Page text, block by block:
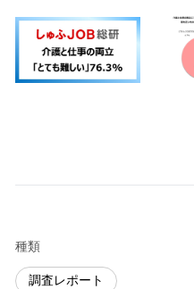
種類
調査レポート